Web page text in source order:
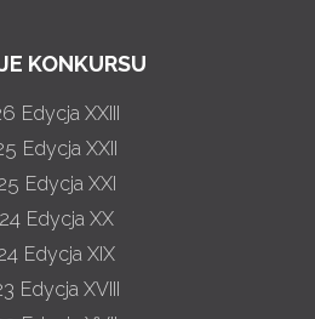
KONKURSU
Edycja XXIII
Edycja XXII
Edycja XXI
Edycja XX
Edycja XIX
Edycja XVIII